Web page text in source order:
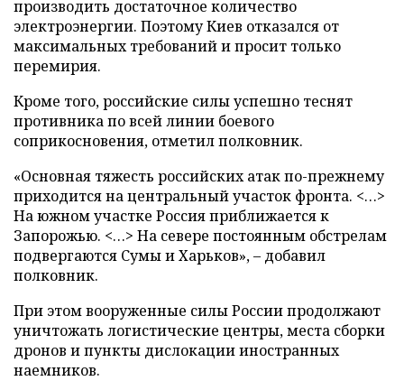
производить достаточное количество
электроэнергии. Поэтому Киев отказался от
максимальных требований и просит только
перемирия.
Кроме того, российские силы успешно теснят
противника по всей линии боевого
соприкосновения, отметил полковник.
«Основная тяжесть российских атак по-прежнему
приходится на центральный участок фронта. <…>
На южном участке Россия приближается к
Запорожью. <…> На севере постоянным обстрелам
подвергаются Сумы и Харьков», – добавил
полковник.
При этом вооруженные силы России продолжают
уничтожать логистические центры, места сборки
дронов и пункты дислокации иностранных
наемников.